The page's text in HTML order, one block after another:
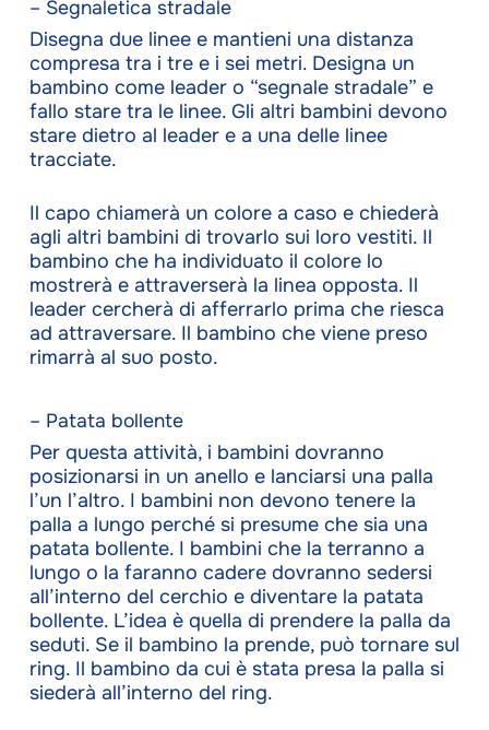
– Segnaletica stradale
Disegna due linee e mantieni una distanza
compresa tra i tre e i sei metri. Designa un
bambino come leader o “segnale stradale” e
fallo stare tra le linee. Gli altri bambini devono
stare dietro al leader e a una delle linee
tracciate.
Il capo chiamerà un colore a caso e chiederà
agli altri bambini di trovarlo sui loro vestiti. Il
bambino che ha individuato il colore lo
mostrerà e attraverserà la linea opposta. Il
leader cercherà di afferrarlo prima che riesca
ad attraversare. Il bambino che viene preso
rimarrà al suo posto.
– Patata bollente
Per questa attività, i bambini dovranno
posizionarsi in un anello e lanciarsi una palla
l’un l’altro. I bambini non devono tenere la
palla a lungo perché si presume che sia una
patata bollente. I bambini che la terranno a
lungo o la faranno cadere dovranno sedersi
all’interno del cerchio e diventare la patata
bollente. L’idea è quella di prendere la palla da
seduti. Se il bambino la prende, può tornare sul
ring. Il bambino da cui è stata presa la palla si
siederà all’interno del ring.